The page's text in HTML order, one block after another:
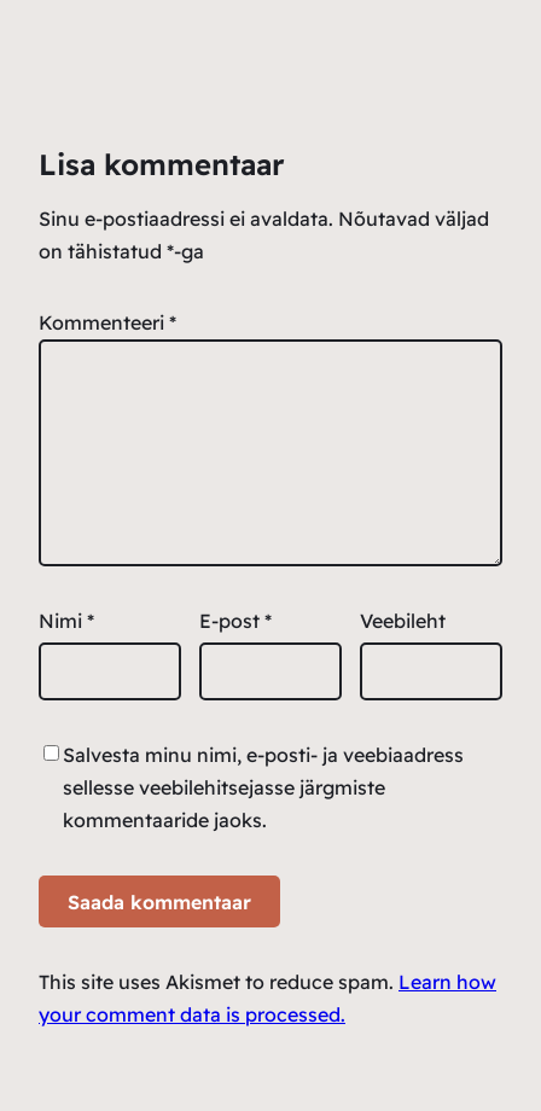
Lisa kommentaar
Sinu e-postiaadressi ei avaldata. Nõutavad väljad
on tähistatud *-ga
Kommenteeri *
Nimi * E-post * Veebileht
Salvesta minu nimi, e-posti- ja veebiaadress
sellesse veebilehitsejasse järgmiste
kommentaaride jaoks.
This site uses Akismet to reduce spam. Learn how
your comment data is processed.